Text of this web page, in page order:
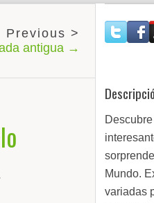
antigua →
Mundo.
variadas